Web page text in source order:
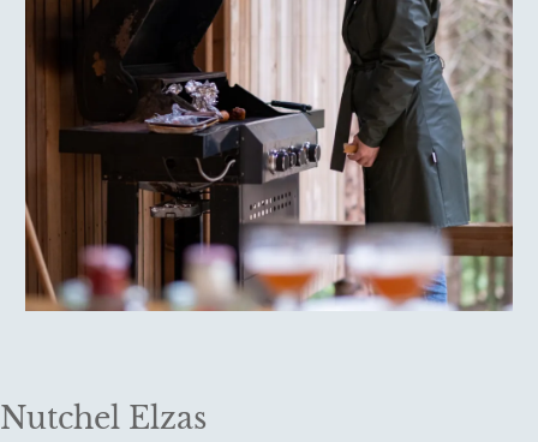
Nutchel Elzas